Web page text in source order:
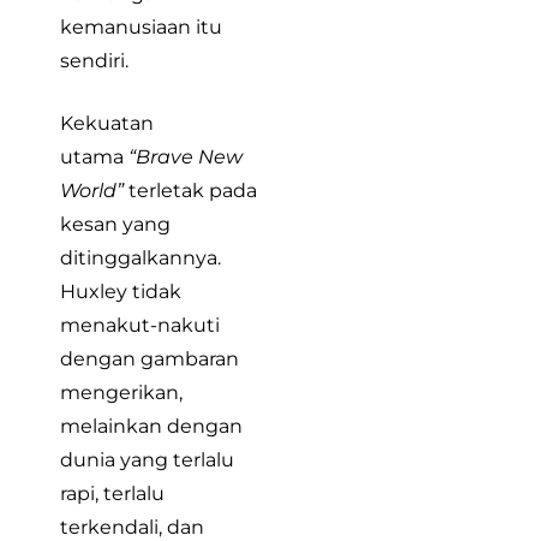
kemanusiaan itu
sendiri.
Kekuatan
utama “Brave New
World”terletak pada
kesan yang
ditinggalkannya.
Huxley tidak
menakut-nakuti
dengan gambaran
mengerikan,
melainkan dengan
dunia yang terlalu
rapi, terlalu
terkendali, dan